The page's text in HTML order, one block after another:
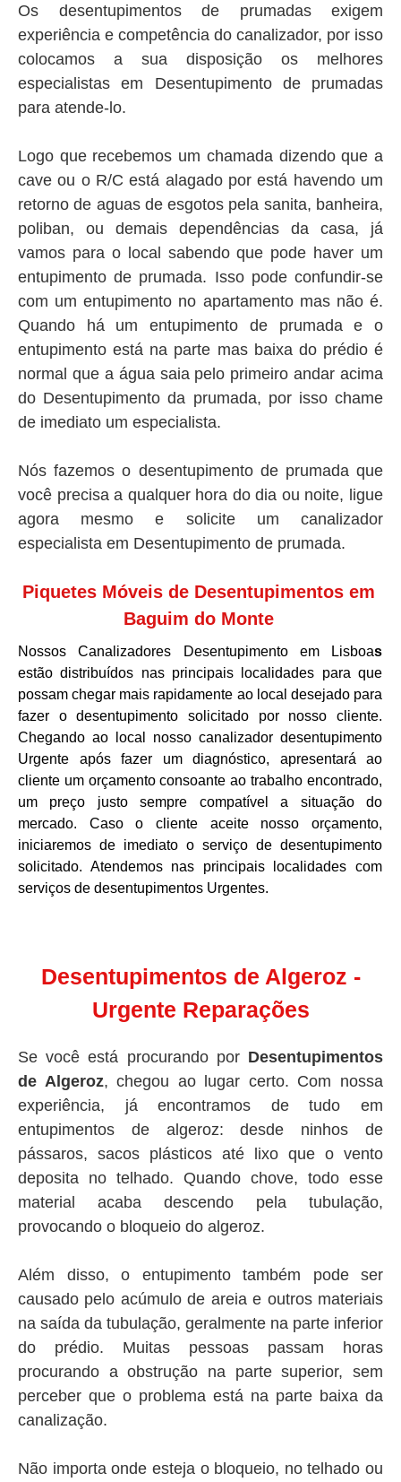
Os desentupimentos de prumadas exigem
experiência e competência do canalizador, por isso
colocamos a sua disposição os melhores
especialistas em Desentupimento de prumadas
para atende-lo.
Logo que recebemos um chamada dizendo que a
cave ou o R/C está alagado por está havendo um
retorno de aguas de esgotos pela sanita, banheira,
poliban, ou demais dependências da casa, já
vamos para o local sabendo que pode haver um
entupimento de prumada. Isso pode confundir-se
com um entupimento no apartamento mas não é.
Quando há um entupimento de prumada e o
entupimento está na parte mas baixa do prédio é
normal que a água saia pelo primeiro andar acima
do Desentupimento da prumada, por isso chame
de imediato um especialista.
Nós fazemos o desentupimento de prumada que
você precisa a qualquer hora do dia ou noite, ligue
agora mesmo e solicite um canalizador
especialista em Desentupimento de prumada.
Piquetes Móveis de Desentupimentos em
Baguim do Monte
Nossos Canalizadores Desentupimento em Lisboas
estão distribuídos nas principais localidades para que
possam chegar mais rapidamente ao local desejado para
fazer o desentupimento solicitado por nosso cliente.
Chegando ao local nosso canalizador desentupimento
Urgente após fazer um diagnóstico, apresentará ao
cliente um orçamento consoante ao trabalho encontrado,
um preço justo sempre compatível a situação do
mercado. Caso o cliente aceite nosso orçamento,
iniciaremos de imediato o serviço de desentupimento
solicitado. Atendemos nas principais localidades com
serviços de desentupimentos Urgentes.
Desentupimentos de Algeroz -
Urgente Reparações
Se você está procurando por Desentupimentos
de Algeroz, chegou ao lugar certo. Com nossa
experiência, já encontramos de tudo em
entupimentos de algeroz: desde ninhos de
pássaros, sacos plásticos até lixo que o vento
deposita no telhado. Quando chove, todo esse
material acaba descendo pela tubulação,
provocando o bloqueio do algeroz.
Além disso, o entupimento também pode ser
causado pelo acúmulo de areia e outros materiais
na saída da tubulação, geralmente na parte inferior
do prédio. Muitas pessoas passam horas
procurando a obstrução na parte superior, sem
perceber que o problema está na parte baixa da
canalização.
Não importa onde esteja o bloqueio, no telhado ou